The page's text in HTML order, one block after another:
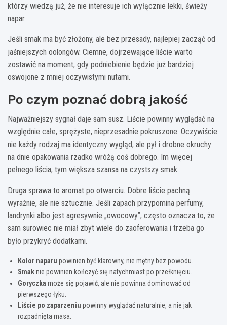
którzy wiedzą już, że nie interesuje ich wyłącznie lekki, świeży
napar.
Jeśli smak ma być złożony, ale bez przesady, najlepiej zacząć od
jaśniejszych oolongów. Ciemne, dojrzewające liście warto
zostawić na moment, gdy podniebienie będzie już bardziej
oswojone z mniej oczywistymi nutami.
Po czym poznać dobrą jakość
Najważniejszy sygnał daje sam susz. Liście powinny wyglądać na
względnie całe, sprężyste, nieprzesadnie pokruszone. Oczywiście
nie każdy rodzaj ma identyczny wygląd, ale pył i drobne okruchy
na dnie opakowania rzadko wróżą coś dobrego. Im więcej
pełnego liścia, tym większa szansa na czystszy smak.
Druga sprawa to aromat po otwarciu. Dobre liście pachną
wyraźnie, ale nie sztucznie. Jeśli zapach przypomina perfumy,
landrynki albo jest agresywnie „owocowy”, często oznacza to, że
sam surowiec nie miał zbyt wiele do zaoferowania i trzeba go
było przykryć dodatkami.
Kolor naparu powinien być klarowny, nie mętny bez powodu.
Smaknie powinien kończyć się natychmiast po przełknięciu.
Goryczka może się pojawić, ale nie powinna dominować od
pierwszego łyku.
Liście po zaparzeniu powinny wyglądać naturalnie, a nie jak
rozpadnięta masa.